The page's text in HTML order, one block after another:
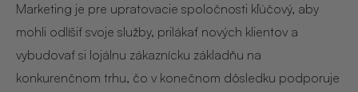
Marketing je pre upratovacie spoločnosti kľúčový, aby
mohli odlíšiť svoje služby, prilákať nových klientov a
vybudovať si lojálnu zákaznícku základňu na
konkurenčnom trhu, čo v konečnom dôsledku podporuje